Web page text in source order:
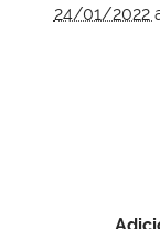
24/01/2022